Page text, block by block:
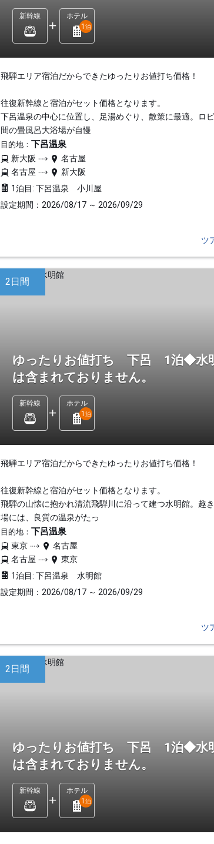
新幹線
ホテル
1 泊
飛騨エリア宿泊だからできたゆったりお値打ち価格！
往復新幹線と宿泊がセット価格となります。
下呂温泉の中心に位置し、足湯めぐり、散策に最適。ロ
間の畳風呂大浴場が自慢
目的地： 下呂温泉
新大阪
名古屋
名古屋
新大阪
1泊目: 下呂温泉 小川屋
設定期間：2026/08/17 ～ 2026/09/29
ツ
2日間
ゆったりお値打ち 下呂 1泊◆水
は含まれておりません。
新幹線
ホテル
1 泊
飛騨エリア宿泊だからできたゆったりお値打ち価格！
往復新幹線と宿泊がセット価格となります。
飛騨の山懐に抱かれ清流飛騨川に沿って建つ水明館。趣
場には、良質の温泉がたっ
目的地： 下呂温泉
東京
名古屋
名古屋
東京
1泊目: 下呂温泉 水明館
設定期間：2026/08/17 ～ 2026/09/29
ツ
2日間
ゆったりお値打ち 下呂 1泊◆水
は含まれておりません。
新幹線
ホテル
1 泊